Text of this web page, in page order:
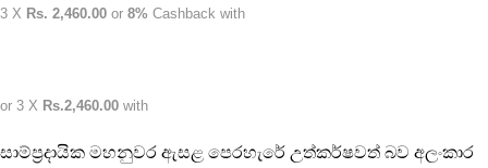
3 X Rs. 2,460.00 or 8% Cashback with
or 3 X Rs.2,460.00 with
සාම්ප්‍රදායික මහනුවර ඇසළ පෙරහැරේ උත්කර්ෂවත් බව අලංකාර